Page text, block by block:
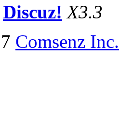
Discuz! X3.3
Comsenz Inc.